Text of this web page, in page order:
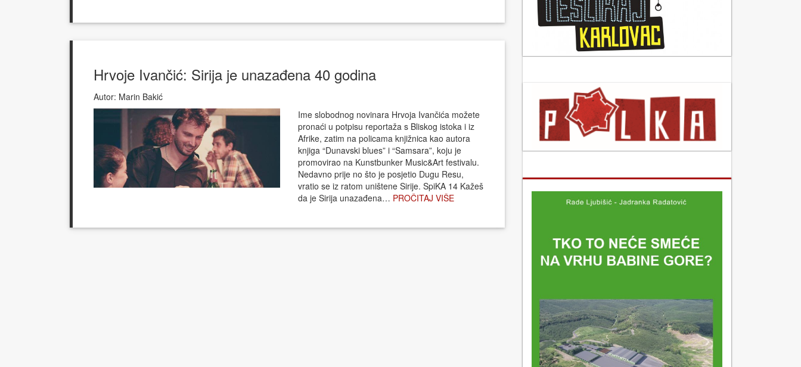
Hrvoje Ivančić: Sirija je unazađena 40 godina
Autor: Marin Bakić
Ime slobodnog novinara Hrvoja Ivančića možete
pronaći u potpisu reportaža s Bliskog istoka i iz
Afrike, zatim na policama knjižnica kao autora
knjiga “Dunavski blues” i “Samsara”, koju je
promovirao na Kunstbunker Music&Art festivalu.
Nedavno prije no što je posjetio Dugu Resu,
vratio se iz ratom uništene Sirije. SpiKA 14 Kažeš
da je Sirija unazađena… PROČITAJ VIŠE